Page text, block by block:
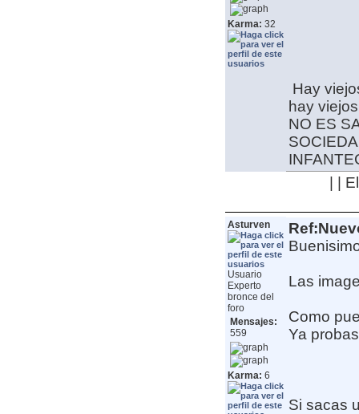
Karma: 32
Hay
hay
NO ES
| |
Asturven
Usuario
Experto
bronce del
foro
Mensajes:
559
Karma: 6
Las
Como
Ya
Si sacas